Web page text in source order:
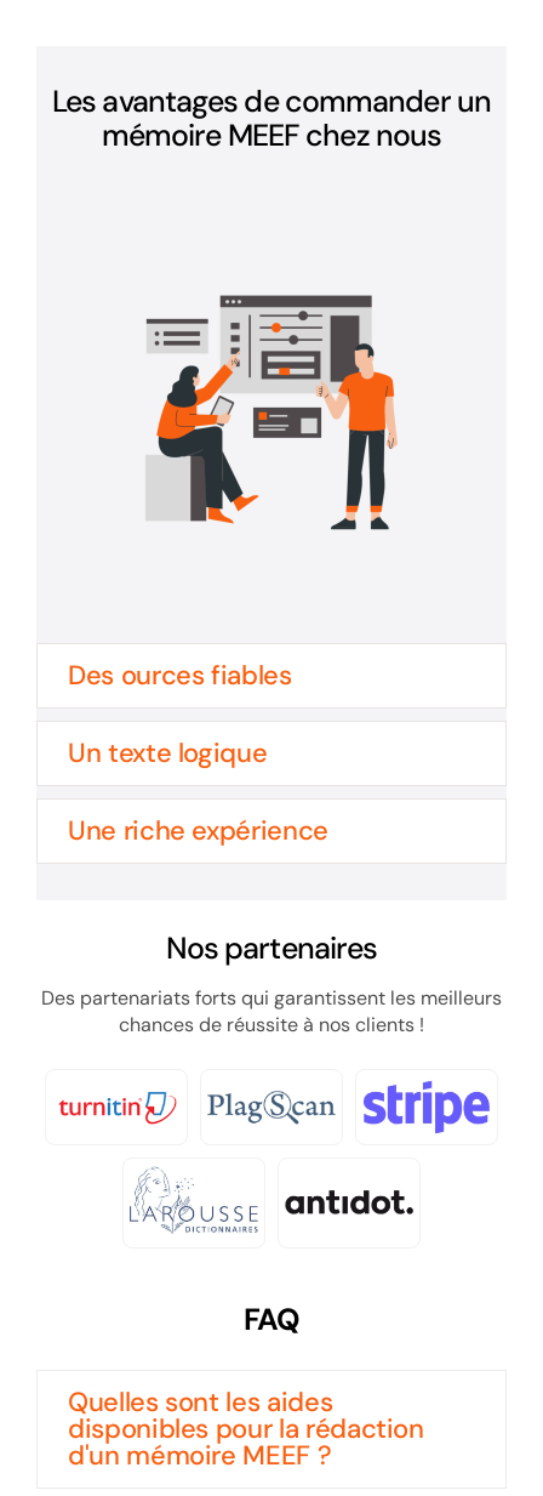
Les avantages de commander un
mémoire MEEF chez nous
Des ources fiables
Un texte logique
Une riche expérience
Nos partenaires
Des partenariats forts qui garantissent les meilleurs
chances de réussite à nos clients !
FAQ
Quelles sont les aides
disponibles pour la rédaction
d'un mémoire MEEF ?